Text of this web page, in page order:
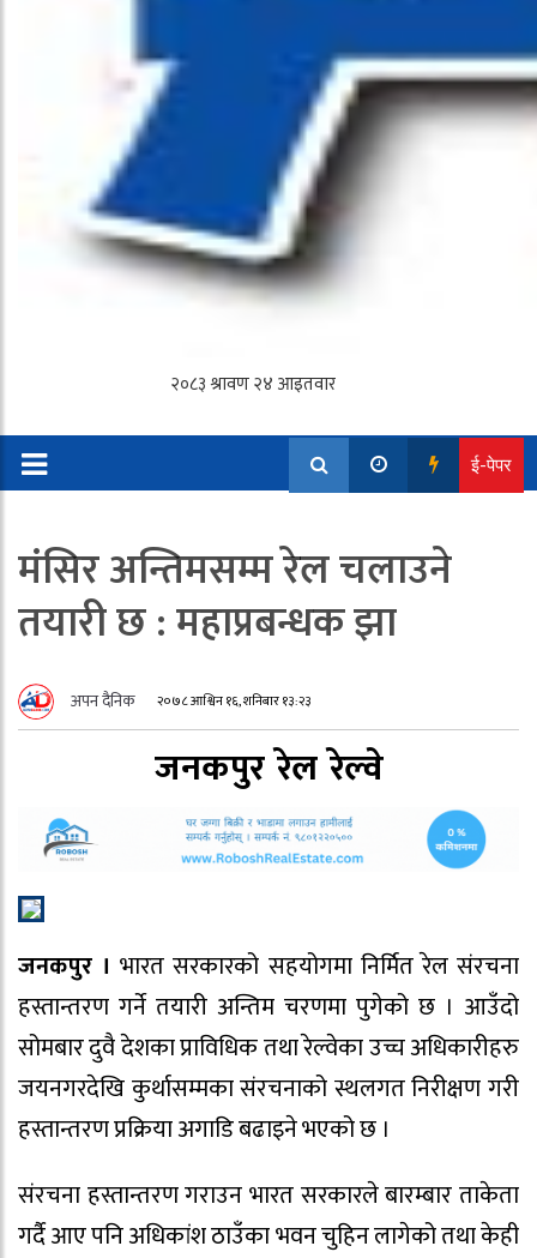
ई-पेपर
मंसिर अन्तिमसम्म रेल चलाउने
तयारी छ : महाप्रबन्धक झा
अपन दैनिक २०७८ आश्विन १६, शनिबार १३:२३
जनकपुर रेल रेल्वे
जनकपुर । भारत सरकारको सहयोगमा निर्मित रेल संरचना
हस्तान्तरण गर्ने तयारी अन्तिम चरणमा पुगेको छ । आउँदो
सोमबार दुवै देशका प्राविधिक तथा रेल्वेका उच्च अधिकारीहरु
जयनगरदेखि कुर्थासम्मका संरचनाको स्थलगत निरीक्षण गरी
हस्तान्तरण प्रक्रिया अगाडि बढाइने भएको छ ।
संरचना हस्तान्तरण गराउन भारत सरकारले बारम्बार ताकेता
गर्दै आए पनि अधिकांश ठाउँका भवन चुहिन लागेको तथा केही